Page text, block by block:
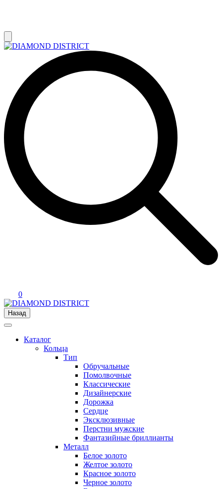
0
Назад
Каталог
Кольца
Тип
Обручальные
Помолвочные
Классические
Дизайнерские
Дорожка
Сердце
Эксклюзивные
Перстни мужские
Фантазийные бриллианты
Металл
Белое золото
Желтое золото
Красное золото
Черное золото